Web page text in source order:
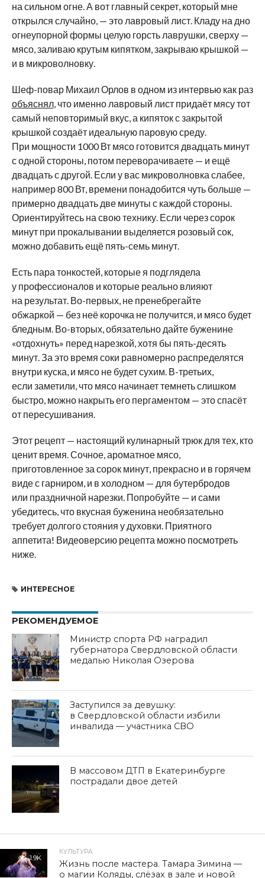
на сильном огне. А вот главный секрет, который мне
открылся случайно, — это лавровый лист. Кладу на дно
огнеупорной формы целую горсть лаврушки, сверху —
мясо, заливаю крутым кипятком, закрываю крышкой —
и в микроволновку.
Шеф-повар Михаил Орлов в одном из интервью как раз
объяснял, что именно лавровый лист придаёт мясу тот
самый неповторимый вкус, а кипяток с закрытой
крышкой создаёт идеальную паровую среду.
При мощности 1000 Вт мясо готовится двадцать минут
с одной стороны, потом переворачиваете — и ещё
двадцать с другой. Если у вас микроволновка слабее,
например 800 Вт, времени понадобится чуть больше —
примерно двадцать две минуты с каждой стороны.
Ориентируйтесь на свою технику. Если через сорок
минут при прокалывании выделяется розовый сок,
можно добавить ещё пять-семь минут.
Есть пара тонкостей, которые я подглядела
у профессионалов и которые реально влияют
на результат. Во-первых, не пренебрегайте
обжаркой — без неё корочка не получится, и мясо будет
бледным. Во-вторых, обязательно дайте буженине
«отдохнуть» перед нарезкой, хотя бы пять-десять
минут. За это время соки равномерно распределятся
внутри куска, и мясо не будет сухим. В-третьих,
если заметили, что мясо начинает темнеть слишком
быстро, можно накрыть его пергаментом — это спасёт
от пересушивания.
Этот рецепт — настоящий кулинарный трюк для тех, кто
ценит время. Сочное, ароматное мясо,
приготовленное за сорок минут, прекрасно и в горячем
виде с гарниром, и в холодном — для бутербродов
или праздничной нарезки. Попробуйте — и сами
убедитесь, что вкусная буженина необязательно
требует долгого стояния у духовки. Приятного
аппетита! Видеоверсию рецепта можно посмотреть
ниже.
ИНТЕРЕСНОЕ
РЕКОМЕНДУЕМОЕ
Министр спорта РФ наградил
губернатора Свердловской области
медалью Николая Озерова
Заступился за девушку:
в Свердловской области избили
инвалида — участника СВО
В массовом ДТП в Екатеринбурге
пострадали двое детей
1.9K
КУЛЬТУРА
Жизнь после мастера. Тамара Зимина —
о магии Коляды, слёзах в зале и новой